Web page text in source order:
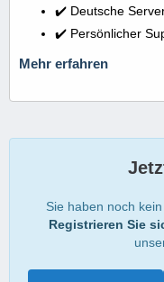
✔️ Deutsche
✔️ Persönlicher
Mehr erfahren
Sie haben noch
Registrieren Sie